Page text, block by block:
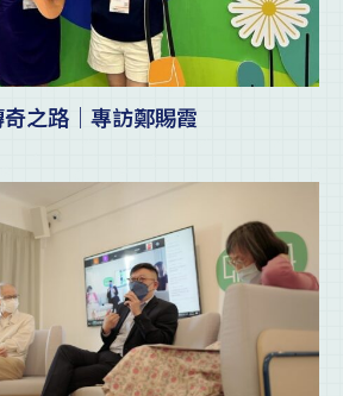
之路｜專訪鄭賜霞